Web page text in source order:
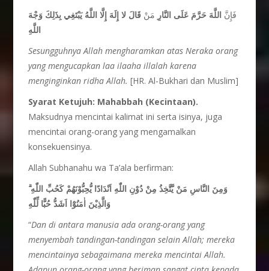
فَإِنَّ اللَّهَ حَرَّمَ عَلَى النَّارِ مَنْ قَالَ لا إِلَهَ إِلَّا اللَّهُ يَبْتَغِي بِذَلِكَ وَجْهَ
اللَّهِ
Sesungguhnya Allah mengharamkan atas Neraka orang
yang mengucapkan laa ilaaha illalah karena
menginginkan ridha Allah.[HR. Al-Bukhari dan Muslim]
Syarat Ketujuh: Mahabbah (Kecintaan).
Maksudnya mencintai kalimat ini serta isinya, juga
mencintai orang-orang yang mengamalkan
konsekuensinya.
Allah Subhanahu wa Ta’ala berfirman:
وَمِنَ النَّاسِ مَنْ يَّتَّخِذُ مِنْ دُوْنِ اللّٰهِ اَنْدَادًا يُّحِبُّوْنَهُمْ كَحُبِّ اللّٰهِ ۗ
وَالَّذِيْنَ اٰمَنُوْٓا اَشَدُّ حُبًّا لِّلّٰهِ
“Dan di antara manusia ada orang-orang yang
menyembah tandingan-tandingan selain Allah; mereka
mencintainya sebagaimana mereka mencintai Allah.